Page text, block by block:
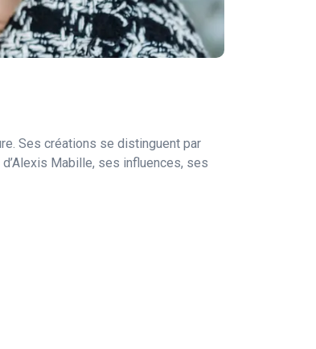
Ses créations se distinguent par
Mabille, ses influences, ses